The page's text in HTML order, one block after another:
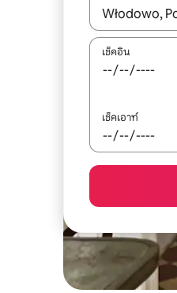
ใช้ลูกศรขึ้นลง
เช็คอิน
เช็คเอาท์